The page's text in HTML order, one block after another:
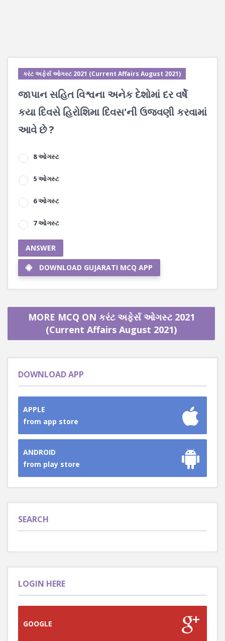
કરંટ અફેર્સ ઓગસ્ટ 2021 (Current Affairs August 2021)
જાપાન સહિત વિશ્વના અનેક દેશોમાં દર વર્ષે
કયા દિવસે હિરોશિમા દિવસ'ની ઉજવણી કરવામાં
આવે છે ?
8 ઓગસ્ટ
5 ઓગસ્ટ
6 ઓગસ્ટ
7 ઓગસ્ટ
ANSWER
DOWNLOAD GUJARATI MCQ APP
MORE MCQ ON કરંટ અફેર્સ ઓગસ્ટ 2021
(Current Affairs August 2021)
DOWNLOAD APP
APPLE
from app store
ANDROID
from play store
SEARCH
LOGIN HERE
GOOGLE